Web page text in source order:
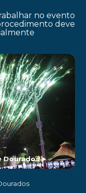
no evento
deve
Dourados►